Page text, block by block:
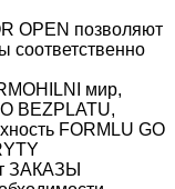
OPEN позволяют
соответственно
мир,
BEZPLATU,
FORMLU GO
ЗАКАЗЫ